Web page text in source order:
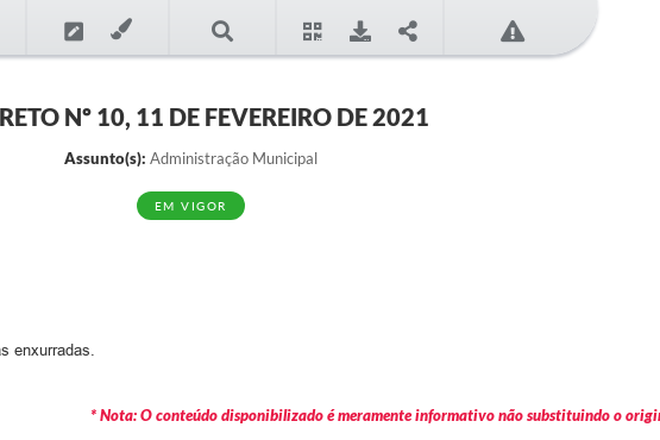
Nº 10, 11 DE FEVEREIRO DE 2021
Assunto(s): Administração Municipal
EM VIGOR
enxurradas.
* Nota: O conteúdo disponibilizado é meramente informativo não substituindo o